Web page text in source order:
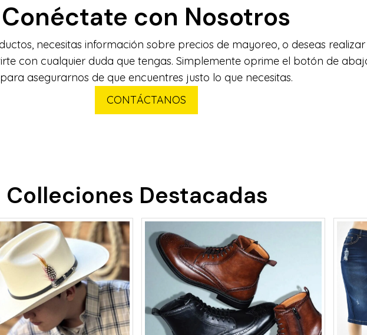
Conéctate con Nosotros
necesitas información sobre precios de mayoreo, o deseas
con cualquier duda que tengas. Simplemente oprime el botón de
para asegurarnos de que encuentres justo lo que necesitas.
CONTÁCTANOS
Colleciones Destacadas